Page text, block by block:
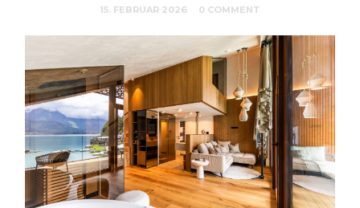
15. FEBRUAR 2026 0 COMMENT